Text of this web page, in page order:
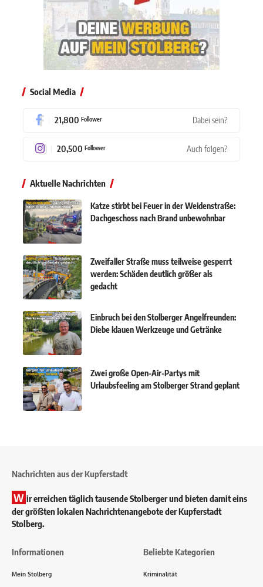
Social Media
21,800 Follower Dabei sein?
20,500 Follower Auch folgen?
Aktuelle Nachrichten
Katze stirbt bei Feuer in der Weidenstraße:
Dachgeschoss nach Brand unbewohnbar
Zweifaller Straße muss teilweise gesperrt
werden: Schäden deutlich größer als
gedacht
Einbruch bei den Stolberger Angelfreunden:
Diebe klauen Werkzeuge und Getränke
Zwei große Open-Air-Partys mit
Urlaubsfeeling am Stolberger Strand geplant
Nachrichten aus der Kupferstadt
W ir erreichen täglich tausende Stolberger und bieten damit eins
der größten lokalen Nachrichtenangebote der Kupferstadt
Stolberg.
Informationen
Mein Stolberg
Beliebte Kategorien
Kriminalität